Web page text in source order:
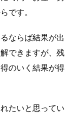
です。
ならば結果が出
できますが、残
のいく結果が得
たいと思ってい